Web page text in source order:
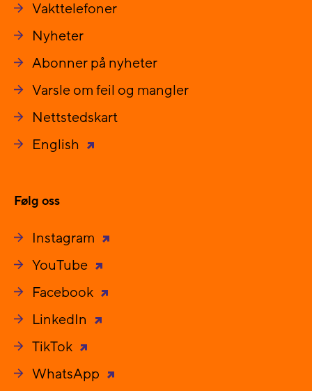
Vakttelefoner
Nyheter
Abonner på nyheter
Varsle om feil og mangler
Nettstedskart
English
Følg oss
Instagram
YouTube
Facebook
LinkedIn
TikTok
WhatsApp